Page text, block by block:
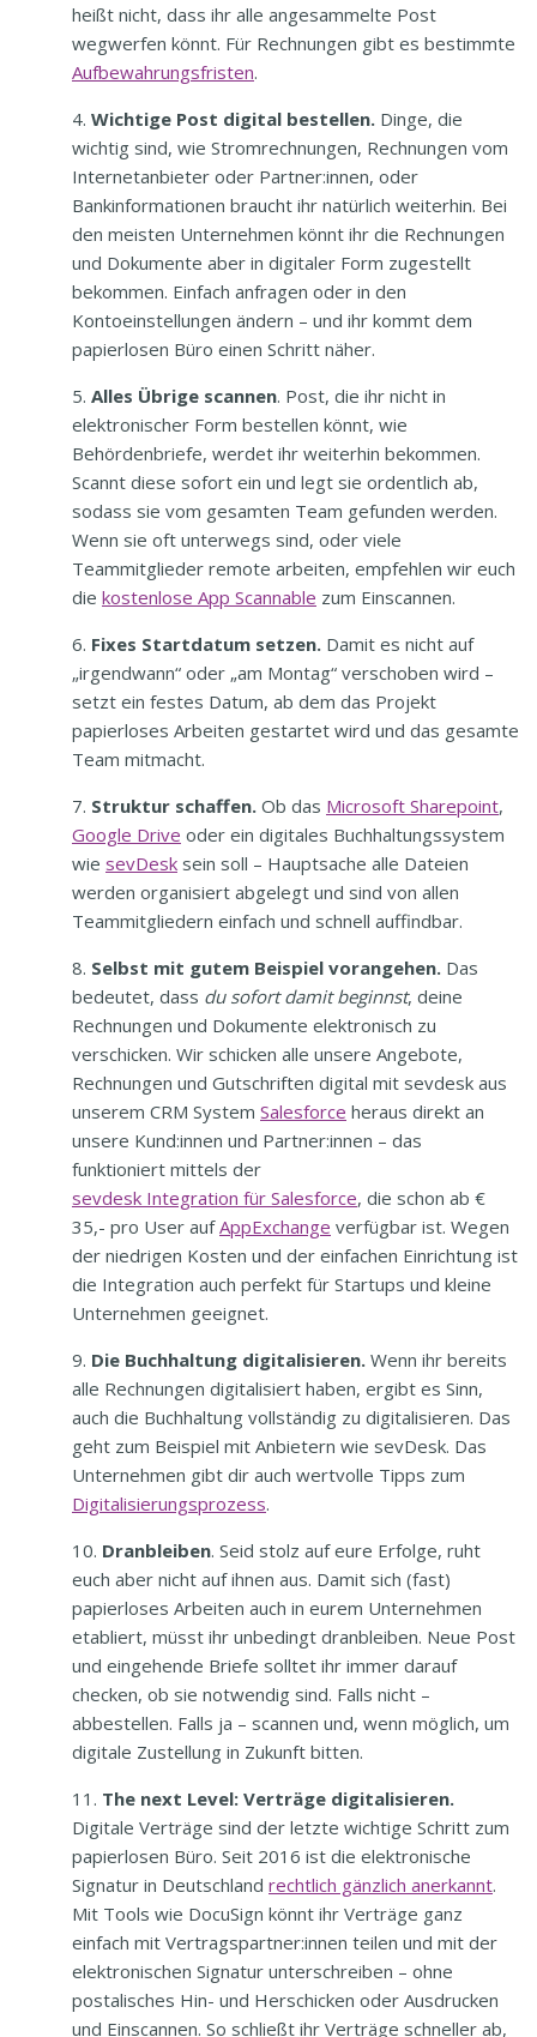
heißt nicht, dass ihr alle angesammelte Post
wegwerfen könnt. Für Rechnungen gibt es bestimmte
Aufbewahrungsfristen.
Wichtige Post digital bestellen. Dinge, die
wichtig sind, wie Stromrechnungen, Rechnungen vom
Internetanbieter oder Partner:innen, oder
Bankinformationen braucht ihr natürlich weiterhin. Bei
den meisten Unternehmen könnt ihr die Rechnungen
und Dokumente aber in digitaler Form zugestellt
bekommen. Einfach anfragen oder in den
Kontoeinstellungen ändern – und ihr kommt dem
papierlosen Büro einen Schritt näher.
Alles Übrige scannen. Post, die ihr nicht in
elektronischer Form bestellen könnt, wie
Behördenbriefe, werdet ihr weiterhin bekommen.
Scannt diese sofort ein und legt sie ordentlich ab,
sodass sie vom gesamten Team gefunden werden.
Wenn sie oft unterwegs sind, oder viele
Teammitglieder remote arbeiten, empfehlen wir euch
die kostenlose App Scannable zum Einscannen.
Fixes Startdatum setzen. Damit es nicht auf
„irgendwann“ oder „am Montag“ verschoben wird –
setzt ein festes Datum, ab dem das Projekt
papierloses Arbeiten gestartet wird und das gesamte
Team mitmacht.
Struktur schaffen. Ob das Microsoft Sharepoint,
Google Drive oder ein digitales Buchhaltungssystem
wie sevDesk sein soll – Hauptsache alle Dateien
werden organisiert abgelegt und sind von allen
Teammitgliedern einfach und schnell auffindbar.
Selbst mit gutem Beispiel vorangehen. Das
bedeutet, dass du sofort damit beginnst, deine
Rechnungen und Dokumente elektronisch zu
verschicken. Wir schicken alle unsere Angebote,
Rechnungen und Gutschriften digital mit sevdesk aus
unserem CRM System Salesforce heraus direkt an
unsere Kund:innen und Partner:innen – das
funktioniert mittels der
sevdesk Integration für Salesforce, die schon ab €
35,- pro User aufAppExchange verfügbar ist. Wegen
der niedrigen Kosten und der einfachen Einrichtung ist
die Integration auch perfekt für Startups und kleine
Unternehmen geeignet.
Die Buchhaltung digitalisieren. Wenn ihr bereits
alle Rechnungen digitalisiert haben, ergibt es Sinn,
auch die Buchhaltung vollständig zu digitalisieren. Das
geht zum Beispiel mit Anbietern wie sevDesk. Das
Unternehmen gibt dir auch wertvolle Tipps zum
Digitalisierungsprozess.
Dranbleiben. Seid stolz auf eure Erfolge, ruht
euch aber nicht auf ihnen aus. Damit sich (fast)
papierloses Arbeiten auch in eurem Unternehmen
etabliert, müsst ihr unbedingt dranbleiben. Neue Post
und eingehende Briefe solltet ihr immer darauf
checken, ob sie notwendig sind. Falls nicht –
abbestellen. Falls ja – scannen und, wenn möglich, um
digitale Zustellung in Zukunft bitten.
The next Level: Verträge digitalisieren.
Digitale Verträge sind der letzte wichtige Schritt zum
papierlosen Büro. Seit 2016 ist die elektronische
Signatur in Deutschland rechtlich gänzlich anerkannt.
Mit Tools wie DocuSign könnt ihr Verträge ganz
einfach mit Vertragspartner:innen teilen und mit der
elektronischen Signatur unterschreiben – ohne
postalisches Hin- und Herschicken oder Ausdrucken
und Einscannen. So schließt ihr Verträge schneller ab,